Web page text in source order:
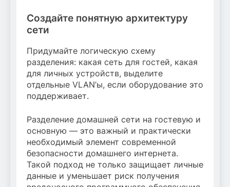
Создайте понятную архитектуру
сети
Придумайте логическую схему
разделения: какая сеть для гостей, какая
для личных устройств, выделите
отдельные VLAN’ы, если оборудование это
поддерживает.
Разделение домашней сети на гостевую и
основную — это важный и практически
необходимый элемент современной
безопасности домашнего интернета.
Такой подход не только защищает личные
данные и уменьшает риск получения